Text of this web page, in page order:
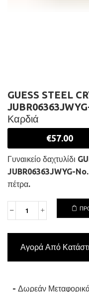
GUESS STEEL
Καρδιά
€57.00
Γυναικείο δαχτυλίδι
JUBR06363JWYG-
πέτρα.
GUESS
STEEL
JUBR06363JWYG-
Αγορά Από
- Δωρεάν